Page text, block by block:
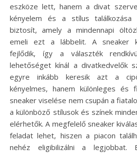
eszköze lett, hanem a divat
kényelem és a stílus találkozása
biztosít, amely a mindennapi
emeli ezt a lábbelit. A sneaker
fejlődik, így a választék
lehetőséget kínál a divatkedvelők
egyre inkább keresik azt a
kényelmes, hanem különleges és
sneaker viselése nem csupán a
a különböző stílusok és színek
elérhetők. A megfelelő sneaker
feladat lehet, hiszen a piacon
nehéz eligibilizálni a legjobbat.